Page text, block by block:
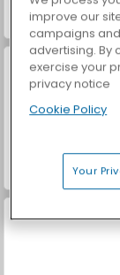
VegaMix Da
World War 2
improve our
campaigns
advertising. By
exercise your
privacy notice
Cookie Policy
Your